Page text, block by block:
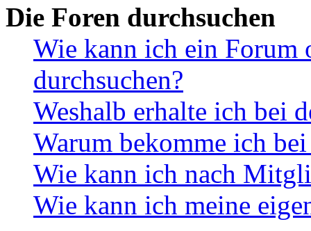
Die Foren durchsuchen
Wie kann ich ein Forum
durchsuchen?
Weshalb erhalte ich bei
Warum bekomme ich
Wie kann ich nach
Wie kann ich meine